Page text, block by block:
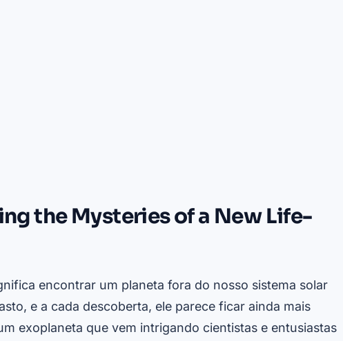
the Mysteries of a New Life-
encontrar um planeta fora do nosso sistema solar
e a cada descoberta, ele parece ficar ainda mais
exoplaneta que vem intrigando cientistas e entusiastas